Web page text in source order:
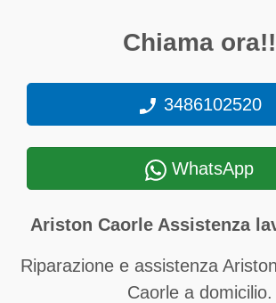
Chiama ora!!
3486102520
WhatsApp
Ariston Caorle Assistenza
Riparazione e assistenza
Caorle a domicilio.